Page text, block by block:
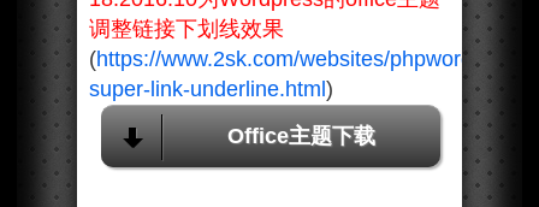
调整链接下划线效果
(https://www.2sk.com/websites/phpwordpress/
super-link-underline.html )
Office主题下载